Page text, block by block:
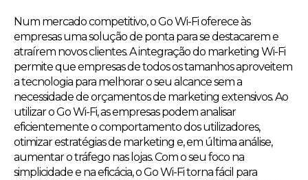
Num mercado competitivo, o Go Wi-Fi oferece às
empresas uma solução de ponta para se destacarem e
atraírem novos clientes. A integração do marketing Wi-Fi
permite que empresas de todos os tamanhos aproveitem
a tecnologia para melhorar o seu alcance sem a
necessidade de orçamentos de marketing extensivos. Ao
utilizar o Go Wi-Fi, as empresas podem analisar
eficientemente o comportamento dos utilizadores,
otimizar estratégias de marketing e, em última análise,
aumentar o tráfego nas lojas. Com o seu foco na
simplicidade e na eficácia, o Go Wi-Fi torna fácil para